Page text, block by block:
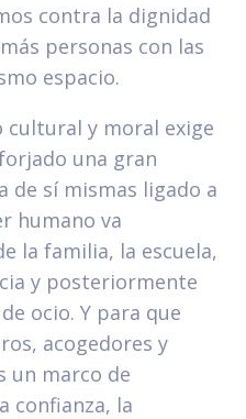
contra la dignidad
personas con las
espacio.
cultural y moral exige
una gran
de sí mismas ligado a
humano va
la familia, la escuela,
y posteriormente
ocio. Y para que
acogedores y
un marco de
confianza, la